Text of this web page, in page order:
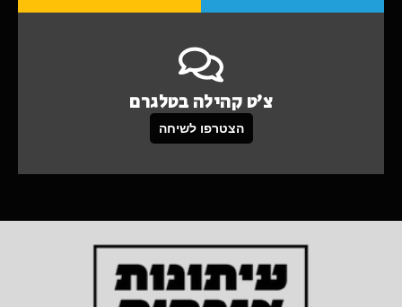
צ'ט קהילה בטלגרם
הצטרפו לשיחה